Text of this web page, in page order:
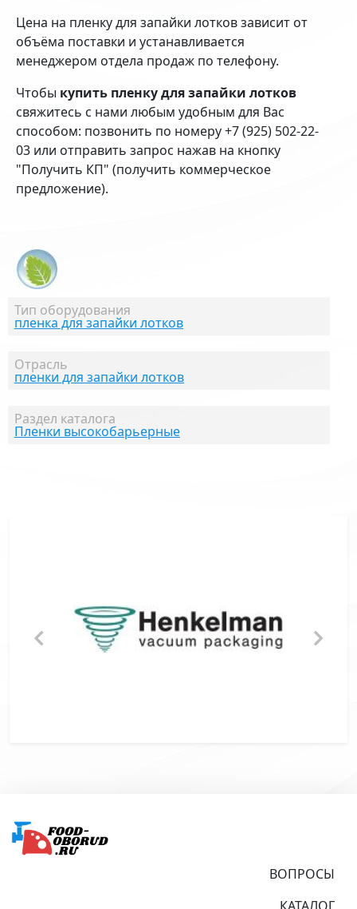
Тип оборудования
пленка для запайки лотков
Отрасль
пленки для запайки лотков
Раздел каталога
Пленки высокобарьерные
Цена на пленку для запайки лотков зависит от
объёма поставки и устанавливается
менеджером отдела продаж по телефону.
Чтобы купить пленку для запайки лотков
свяжитесь с нами любым удобным для Вас
способом: позвонить по номеру +7 (925) 502-22-
03 или отправить запрос нажав на кнопку
"Получить КП" (получить коммерческое
предложение).
ВОПРОСЫ